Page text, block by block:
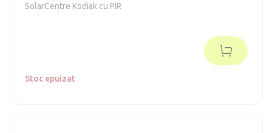
SolarCentre Kodiak cu PIR
Stoc epuizat